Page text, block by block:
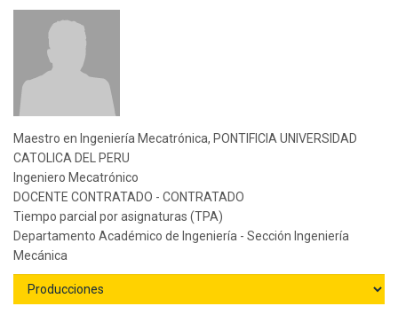
Maestro en Ingeniería Mecatrónica, PONTIFICIA UNIVERSIDAD
CATOLICA DEL PERU
Ingeniero Mecatrónico
DOCENTE CONTRATADO - CONTRATADO
Tiempo parcial por asignaturas (TPA)
Departamento Académico de Ingeniería - Sección Ingeniería
Mecánica